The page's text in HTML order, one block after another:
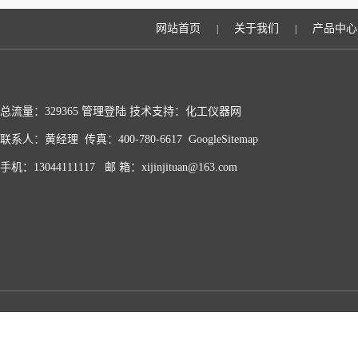
网站首页 关于我们 产品中心
总流量：329365 管理登陆 技术支持：化工仪器网
联系人：黄经理 传真：400-780-6617 GoogleSitemap
手机：13044111117 邮 箱：xijinjituan@163.com